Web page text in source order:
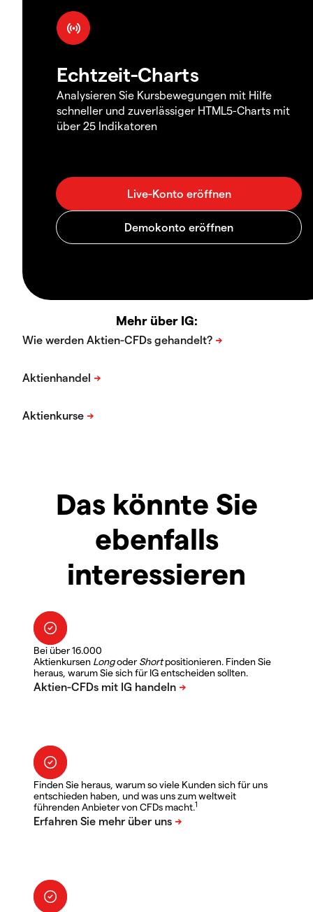
Echtzeit-Charts
Analysieren Sie Kursbewegungen mit Hilfe
schneller und zuverlässiger HTML5-Charts mit
über 25 Indikatoren
Mehr über IG:
Das könnte Sie
ebenfalls
interessieren
Bei über 16.000
Aktienkursen LongoderShortpositionieren. Finden Sie
heraus, warum Sie sich für IG entscheiden sollten.
Finden Sie heraus, warum so viele Kunden sich für uns
entschieden haben, und was uns zum weltweit
führenden Anbieter von CFDs macht.1